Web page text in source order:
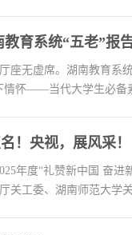
育系统“五老”报
座无虚席。湖南教育系
情怀——当代大学生必备
！央视，展风采！
年度“礼赞新中国 奋
关工委、湖南师范大学